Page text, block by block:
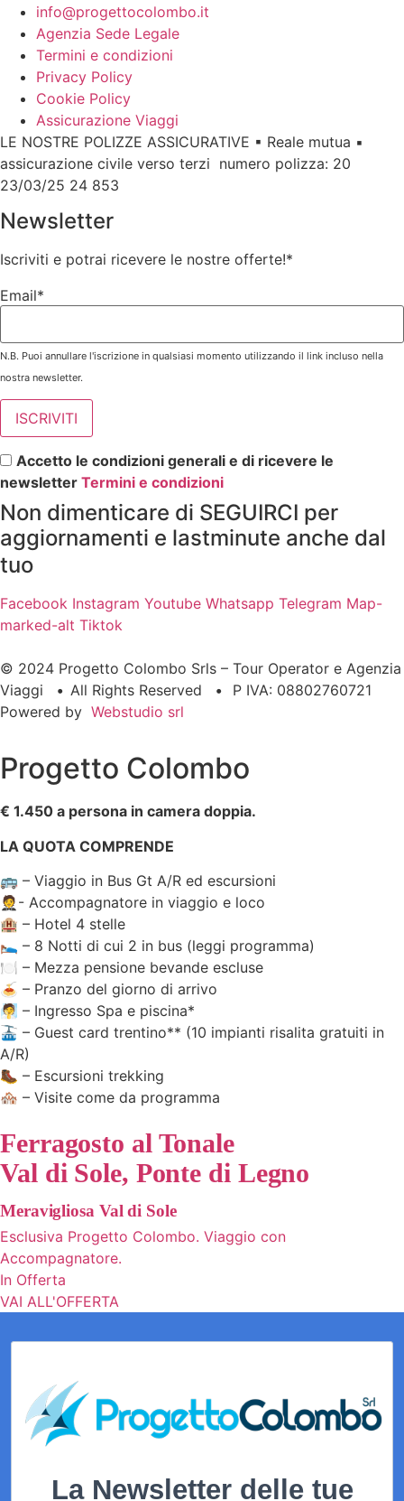
info@progettocolombo.it
Agenzia Sede Legale
Termini e condizioni
Privacy Policy
Cookie Policy
Assicurazione Viaggi
LE NOSTRE POLIZZE ASSICURATIVE ▪ Reale mutua ▪
assicurazione civile verso terzi numero polizza: 20
23/03/25 24 853
Newsletter
Iscriviti e potrai ricevere le nostre offerte!*
Email*
N.B. Puoi annullare l'iscrizione in qualsiasi momento utilizzando il link incluso nella
nostra newsletter.
Accetto le condizioni generali e di ricevere le
newsletter Termini e condizioni
Non dimenticare di SEGUIRCI per
aggiornamenti e lastminute anche dal
tuo
Facebook Instagram Youtube Whatsapp Telegram Map-
marked-alt Tiktok
© 2024 Progetto Colombo Srls – Tour Operator e Agenzia
Viaggi • All Rights Reserved • P IVA: 08802760721
Powered by Webstudio srl
Progetto Colombo
€ 1.450 a persona in camera doppia.
LA QUOTA COMPRENDE
🚌 – Viaggio in Bus Gt A/R ed escursioni
🤵- Accompagnatore in viaggio e loco
🏨 – Hotel 4 stelle
🛌 – 8 Notti di cui 2 in bus (leggi programma)
🍽️ – Mezza pensione bevande escluse
🍝 – Pranzo del giorno di arrivo
🧖 – Ingresso Spa e piscina*
🚠 – Guest card trentino** (10 impianti risalita gratuiti in
A/R)
🥾 – Escursioni trekking
🏘️ – Visite come da programma
Ferragosto al Tonale
Val di Sole, Ponte di Legno
Meravigliosa Val di Sole
Esclusiva Progetto Colombo. Viaggio con
Accompagnatore.
In Offerta
VAI ALL'OFFERTA
La Newsletter delle tue